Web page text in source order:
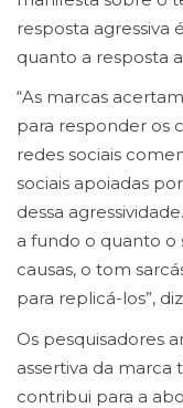
resposta agressiva
quanto a resposta
“As marcas
para responder os
redes sociais
sociais apoiadas
dessa
a fundo o quanto o
causas, o tom
para replicá-los”,
Os pesquisadores
assertiva da marca
contribui para a